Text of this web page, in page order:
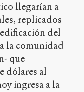
llegarían a
replicados
del
la comunidad
que
dólares al
ingresa a la